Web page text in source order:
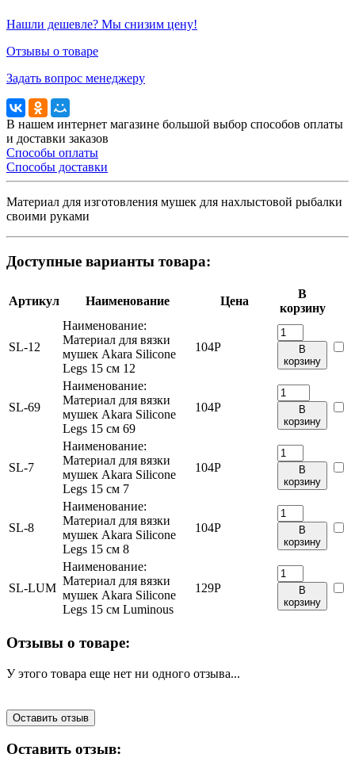
Нашли дешевле? Мы снизим цену!
Отзывы о товаре
Задать вопрос менеджеру
В нашем интернет магазине большой выбор способов оплаты
и доставки заказов
Способы оплаты
Способы доставки
Материал для изготовления мушек для нахлыстовой рыбалки
своими руками
Доступные варианты товара:
Артикул Наименование Цена
В
корзину
SL-12
Наименование:
Материал для вязки
мушек Akara Silicone
Legs 15 см 12
104Р
В
корзину
SL-69
Наименование:
Материал для вязки
мушек Akara Silicone
Legs 15 см 69
104Р
В
корзину
SL-7
Наименование:
Материал для вязки
мушек Akara Silicone
Legs 15 см 7
104Р
В
корзину
SL-8
Наименование:
Материал для вязки
мушек Akara Silicone
Legs 15 см 8
104Р
В
корзину
SL-LUM
Наименование:
Материал для вязки
мушек Akara Silicone
Legs 15 см Luminous
129Р
В
корзину
Отзывы о товаре:
У этого товара еще нет ни одного отзыва...
Оставить отзыв
Оставить отзыв: